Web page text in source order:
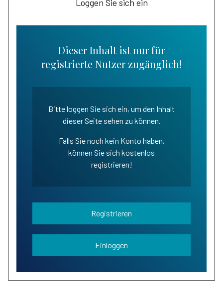
Loggen Sie sich ein
Dieser Inhalt ist nur für
registrierte Nutzer zugänglich!
Bitte loggen Sie sich ein, um den Inhalt
dieser Seite sehen zu können.
Falls Sie noch kein Konto haben,
können Sie sich kostenlos
registrieren!
Registrieren
Einloggen